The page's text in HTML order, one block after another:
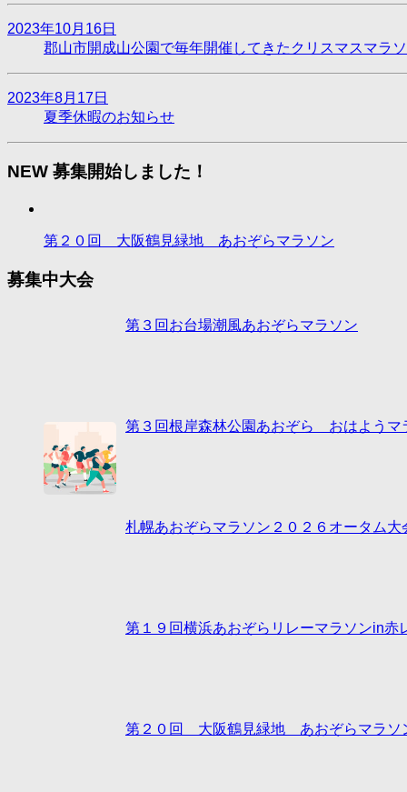
2023年10月16日
郡山市開成山公園で毎年開催してきたクリスマスマラ
2023年8月17日
夏季休暇のお知らせ
NEW 募集開始しました！
第２０回 大阪鶴見緑地 あおぞらマラソン
募集中大会
第３回お台場潮風あおぞらマラソン
第３回根岸森林公園あおぞら おはようマ
札幌あおぞらマラソン２０２６オータム大
第１９回横浜あおぞらリレーマラソンin赤
第２０回 大阪鶴見緑地 あおぞらマラソ